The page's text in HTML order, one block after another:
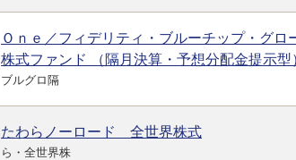
Ｏｎｅ／フィデリティ・ブルーチップ・グロ
株式ファンド （隔月決算・予想分配金提示型
ブルグロ隔
たわらノーロード 全世界株式
ら・全世界株